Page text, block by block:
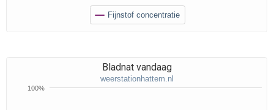
Fijnstof concentratie
Bladnat vandaag
weerstationhattem.nl
100%